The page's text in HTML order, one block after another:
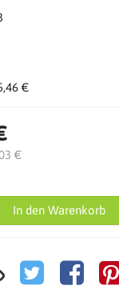
€
€
In den Warenkorb